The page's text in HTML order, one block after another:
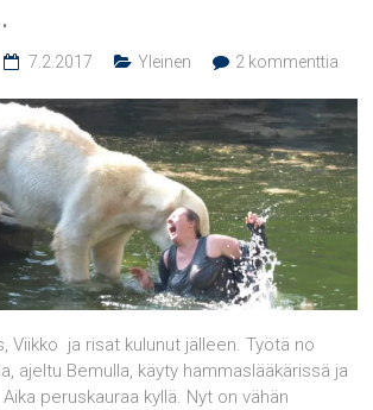
7.2.2017 Yleinen 2 kommenttia
Viikko ja risat kulunut jälleen. Työtä no
ajeltu Bemulla, käyty hammaslääkärissä ja
peruskauraa kyllä. Nyt on vähän